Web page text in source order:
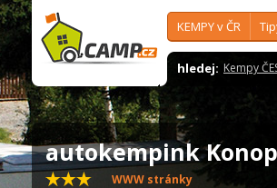
KEMPY v ČR
hledej: Kempy
autokempink
WWW stránky